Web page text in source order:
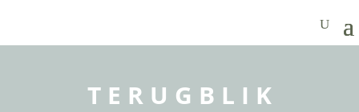
T E R U G B L I K